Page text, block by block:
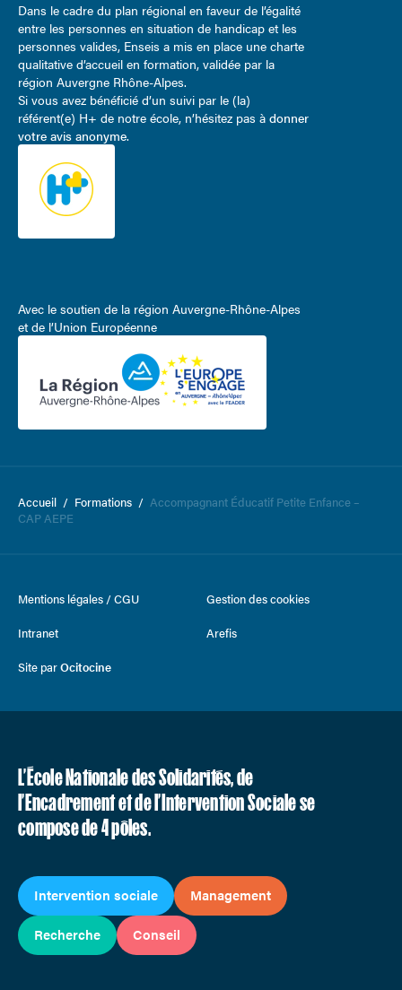
Dans le cadre du plan régional en faveur de l’égalité
entre les personnes en situation de handicap et les
personnes valides, Enseis a mis en place une charte
qualitative d’accueil en formation, validée par la
région Auvergne Rhône-Alpes.
Si vous avez bénéficié d’un suivi par le (la)
référent(e) H+ de notre école, n’hésitez pas à donner
votre avis anonyme.
Avec le soutien de la région Auvergne-Rhône-Alpes
et de l’Union Européenne
Accueil / Formations / Accompagnant Éducatif Petite Enfance –
CAP AEPE
Mentions légales / CGU
Gestion des cookies
Intranet
Arefis
Site parOcitocine
L’École Nationale des Solidarités, de
l’Encadrement et de l’Intervention Sociale se
compose de 4 pôles.
Intervention sociale Management
Recherche Conseil